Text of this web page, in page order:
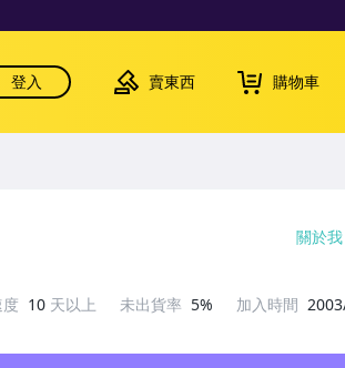
登入 賣東西 購物車
關於我
10 天以上 未出貨率 5% 加入時間